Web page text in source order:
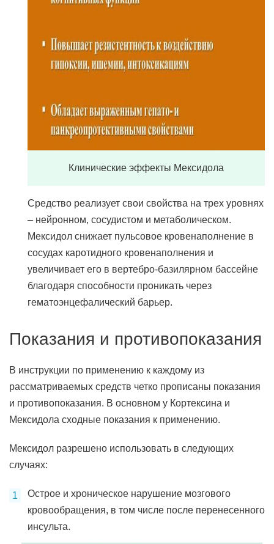
Клинические эффекты Мексидола
Средство реализует свои свойства на трех уровнях
– нейронном, сосудистом и метаболическом.
Мексидол снижает пульсовое кровенаполнение в
сосудах каротидного кровенаполнения и
увеличивает его в вертебро-базилярном бассейне
благодаря способности проникать через
гематоэнцефалический барьер.
Показания и противопоказания
В инструкции по применению к каждому из
рассматриваемых средств четко прописаны показания
и противопоказания. В основном у Кортексина и
Мексидола сходные показания к применению.
Мексидол разрешено использовать в следующих
случаях:
Острое и хроническое нарушение мозгового
кровообращения, в том числе после перенесенного
инсульта.